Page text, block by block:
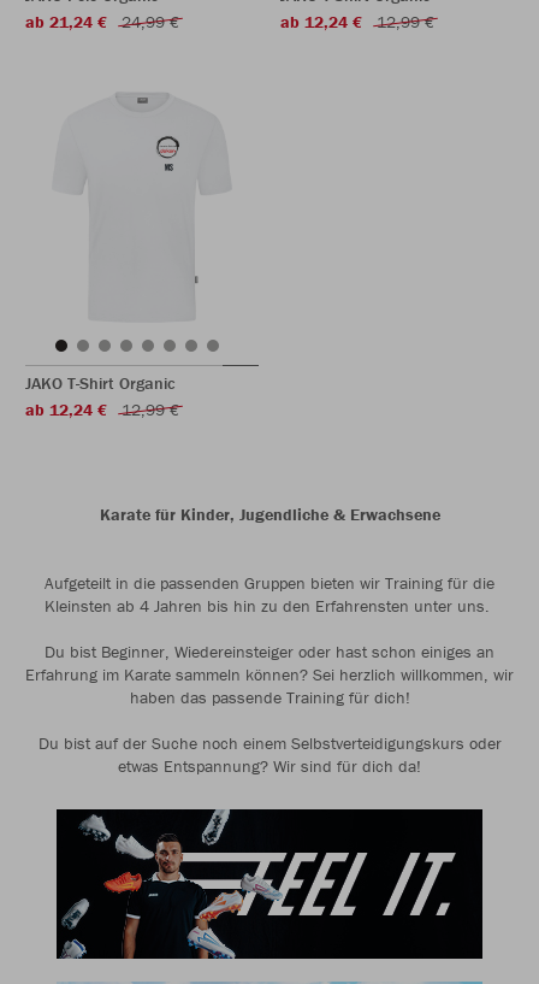
ab 21,24 €
24,99 €
ab 12,24 €
12,99 €
JAKO T-Shirt Organic
ab 12,24 €
12,99 €
Karate für Kinder, Jugendliche & Erwachsene
Aufgeteilt in die passenden Gruppen bieten wir Training für die
Kleinsten ab 4 Jahren bis hin zu den Erfahrensten unter uns.
Du bist Beginner, Wiedereinsteiger oder hast schon einiges an
Erfahrung im Karate sammeln können? Sei herzlich willkommen, wir
haben das passende Training für dich!
Du bist auf der Suche noch einem Selbstverteidigungskurs oder
etwas Entspannung? Wir sind für dich da!